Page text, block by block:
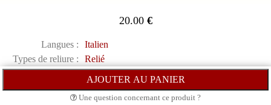
20.00€
Langues :
Italien
Types de reliure :
Relié
Une question concernant ce produit ?